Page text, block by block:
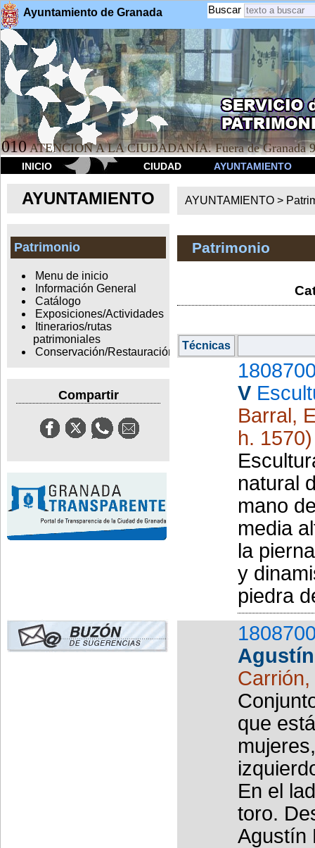
Ayuntamiento de Granada Buscar
010 ATENCION A LA CIUDADANÍA. Fuera de Granada
INICIO CIUDAD AYUNTAMIENTO
AYUNTAMIENTO
Patrimonio
Menu de inicio
Información General
Catálogo
Exposiciones/Actividades
Itinerarios/rutas
patrimoniales
Conservación/Restauración
Compartir
AYUNTAMIENTO >
Patrimonio
Técnicas
V
Barral,
h. 1570)
natural
mano
media
la
y
piedra
que
En el
toro.
Agustín